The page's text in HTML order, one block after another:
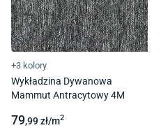
+3 kolory
Wykładzina Dywanowa
Mammut Antracytowy 4M
79,99zł/m2